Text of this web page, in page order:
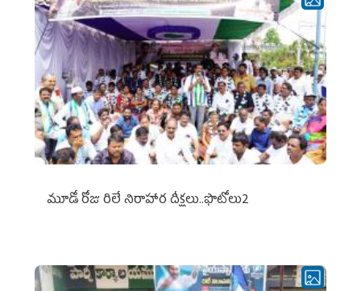
మూడో రోజు రిలే నిరాహార దీక్షలు..ఫొటోలు2